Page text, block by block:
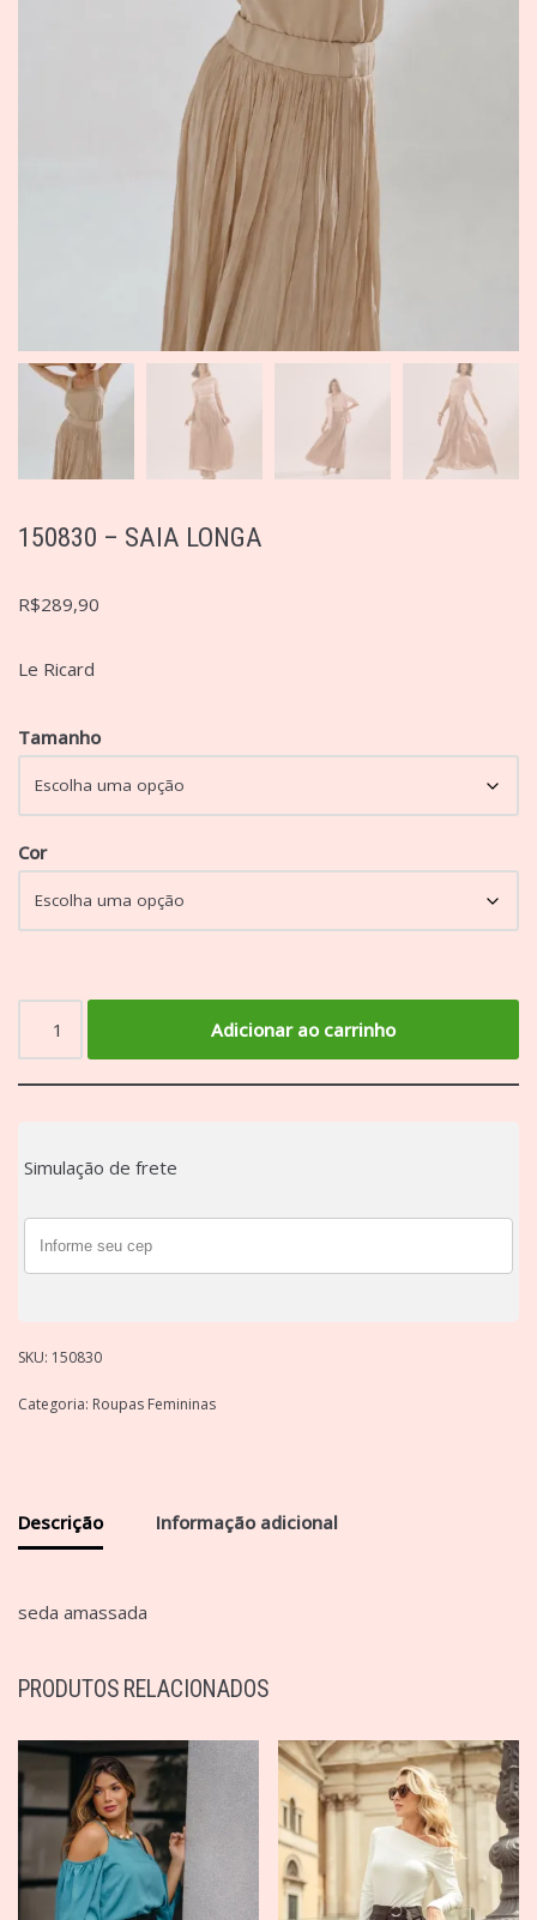
150830 – SAIA LONGA
R$289,90
Le Ricard
Tamanho
Cor
Adicionar ao carrinho
Simulação de frete
SKU: 150830
Categoria: Roupas Femininas
Descrição Informação adicional
seda amassada
PRODUTOS RELACIONADOS